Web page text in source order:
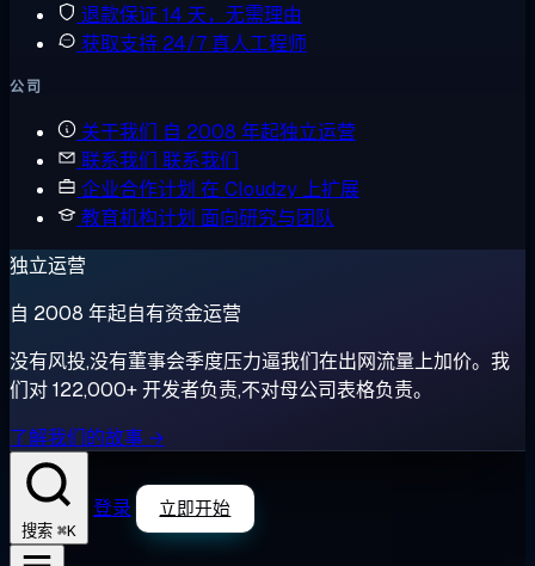
退款保证 14 天，无需理由
获取支持 24/7 真人工程师
公司
关于我们 自 2008 年起独立运营
联系我们 联系我们
企业合作计划 在 Cloudzy 上扩展
教育机构计划 面向研究与团队
独立运营
自 2008 年起自有资金运营
没有风投,没有董事会季度压力逼我们在出网流量上加价。我
们对 122,000+ 开发者负责,不对母公司表格负责。
了解我们的故事 →
搜索 ⌘K
登录 立即开始